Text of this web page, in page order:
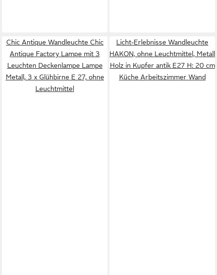
Chic Antique Wandleuchte Chic
Antique Factory Lampe mit 3
Leuchten Deckenlampe Lampe
Metall, 3 x Glühbirne E 27, ohne
Leuchtmittel
Licht-Erlebnisse Wandleuchte
HAKON, ohne Leuchtmittel, Metall
Holz in Kupfer antik E27 H: 20 cm
Küche Arbeitszimmer Wand